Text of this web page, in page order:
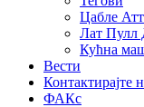
Цабле
Лат Пулл
Кућна
Вести
Контактирајте
ФАКс